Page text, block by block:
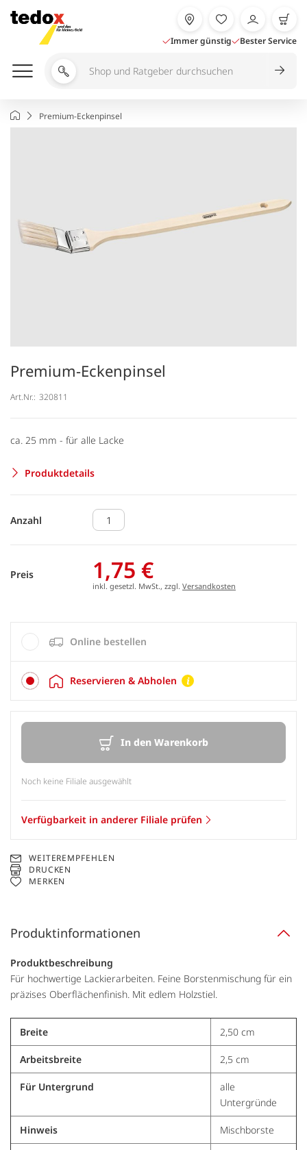
Inhalt
springen
Immer günstig Bester Service
Shop
durchsuchen
StartseitePremium-Eckenpinsel
Premium-Eckenpinsel
Art.Nr.: 320811
ca. 25 mm - für alle Lacke
Produktdetails
Anzahl
Preis 1,75 €
inkl. gesetzl. MwSt., zzgl. Versandkosten
Online bestellen
Reservieren & Abholen
In den Warenkorb
Noch keine Filiale ausgewählt
Verfügbarkeit in anderer Filiale prüfen
WEITEREMPFEHLEN
DRUCKEN
MERKEN
Produktinformationen
Produktbeschreibung
Für hochwertige Lackierarbeiten. Feine Borstenmischung für ein
präzises Oberflächenfinish. Mit edlem Holzstiel.
Breite 2,50 cm
Arbeitsbreite 2,5 cm
Für Untergrund
alle
Untergründe
Hinweis Mischborste